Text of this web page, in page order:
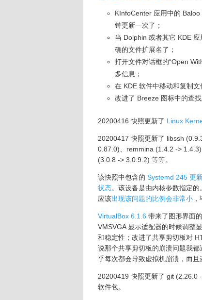
KInfoCenter 应用中的
钟更新一次了；
当 Dolphin 或者其它 KDE
确的文件扩展名了；
打开文件对话框的“Open
多信息；
在 KDE 软件中移动和复制
改进了 Breeze 图标中的查找
20200416 快照更新了 Linux
20200417 快照更新了 libssh
0.87.0)、remmina (1.4.2 ->
(3.0.8 -> 3.0.9.2) 等等。
该快照中包含的 Systemd 245 更
状态。该设备是由内核参数指定
应该出现该问题的比例会非常小
VirtualBox 6.1.6 带来了图形界面
VMSVGA 显示适配器的时候调整
和稳定性；改进了共享剪切板对
说那个共享剪切板的崩溃问题我
乎每次都会导致虚拟机崩溃，而且
20200419 快照更新了 git (2.26.0
软件包。